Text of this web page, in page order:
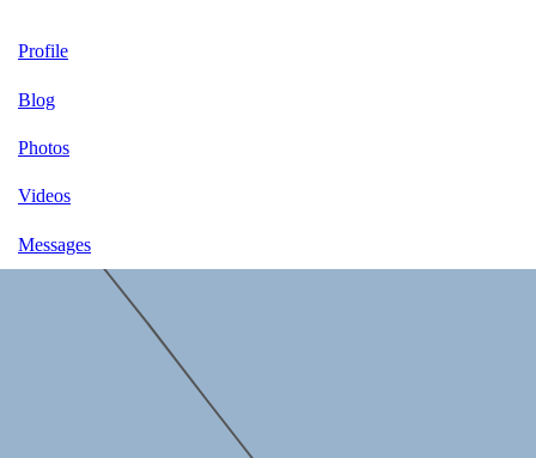
Profile
Blog
Photos
Videos
Messages